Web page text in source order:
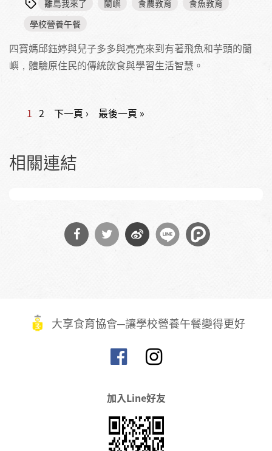
離島我來了 蘭嶼 食農教育
食魚教育
學校營養午餐
四寶媽邱鈺婷與兒子多多與亮亮來到有著飛魚和芋頭的蘭
嶼，體驗原住民的傳統飲食與學習生活智慧。
頁面
1 2 下一頁 › 最後一頁 »
相關連結
大享食育協會─讓學校營養午餐變得更好
加入Line好友